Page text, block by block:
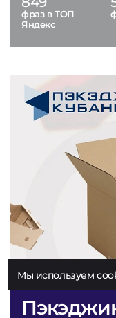
фраз в ТОП
Яндекс
Мы используем